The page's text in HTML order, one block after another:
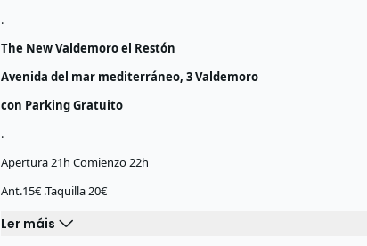
.
The New Valdemoro el Restón
Avenida del mar mediterráneo, 3 Valdemoro
con Parking Gratuito
.
Apertura 21h Comienzo 22h
Ant.15€ .Taquilla 20€
Ler máis